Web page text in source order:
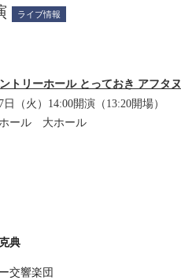
ライブ情報
トリーホール とっておき アフタ
日（火）14:00開演（13:20開場）
ホール 大ホール
典
交響楽団